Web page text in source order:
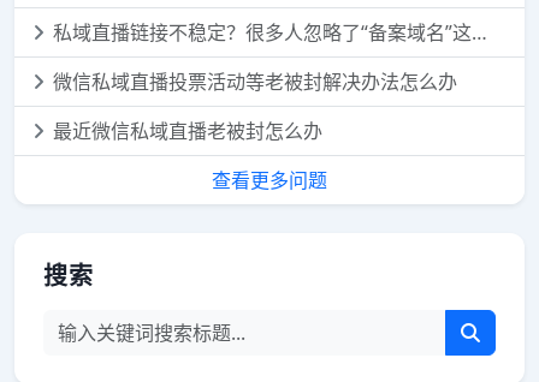
私域直播链接不稳定？很多人忽略了“备案域名”这个细节
微信私域直播投票活动等老被封解决办法怎么办
最近微信私域直播老被封怎么办
查看更多问题
搜索